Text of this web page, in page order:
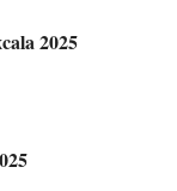
2025